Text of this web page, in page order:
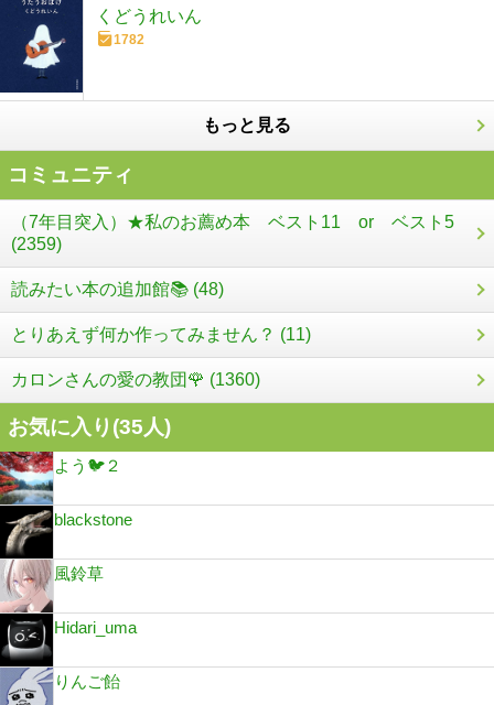
くどうれいん
1782
もっと見る
コミュニティ
（7年目突入）★私のお薦め本 ベスト11 or ベスト5
(2359)
読みたい本の追加館📚 (48)
とりあえず何か作ってみません？ (11)
カロンさんの愛の教団🌹 (1360)
お気に入り(35人)
よう🐦２
blackstone
風鈴草
Hidari_uma
りんご飴